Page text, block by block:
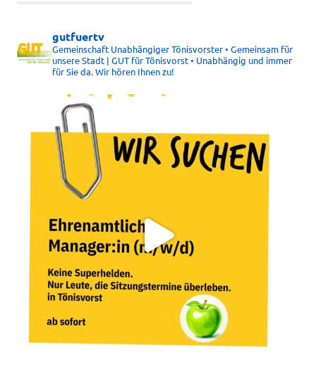
gutfuertv
Gemeinschaft Unabhängiger Tönisvorster • Gemeinsam für
unsere Stadt | GUT für Tönisvorst • Unabhängig und immer
für Sie da. Wir hören Ihnen zu!